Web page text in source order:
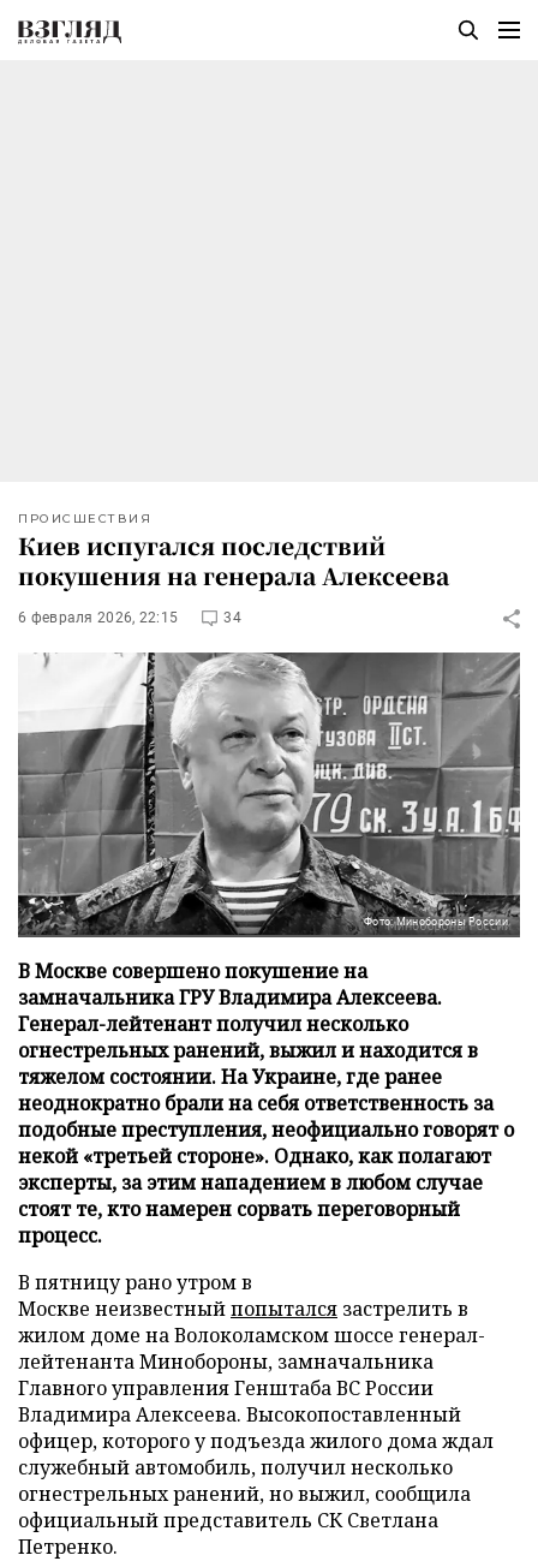
ПРОИСШЕСТВИЯ
Киев испугался последствий
покушения на генерала Алексеева
6 февраля 2026, 22:15 34
Фото: Минобороны России
В Москве совершено покушение на
замначальника ГРУ Владимира Алексеева.
Генерал-лейтенант получил несколько
огнестрельных ранений, выжил и находится в
тяжелом состоянии. На Украине, где ранее
неоднократно брали на себя ответственность за
подобные преступления, неофициально говорят о
некой «третьей стороне». Однако, как полагают
эксперты, за этим нападением в любом случае
стоят те, кто намерен сорвать переговорный
процесс.
В пятницу рано утром в
Москве неизвестныйпопытался застрелить в
жилом доме на Волоколамском шоссе генерал-
лейтенанта Минобороны, замначальника
Главного управления Генштаба ВС России
Владимира Алексеева. Высокопоставленный
офицер, которого у подъезда жилого дома ждал
служебный автомобиль, получил несколько
огнестрельных ранений, но выжил, сообщила
официальный представитель СК Светлана
Петренко.